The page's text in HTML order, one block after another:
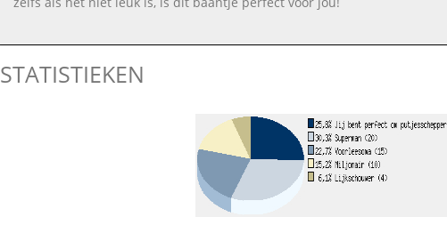
STATISTIEKEN